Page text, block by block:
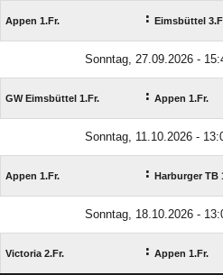
Appen 1.Fr. : Eimsbüttel
Sonntag, 27.09.2026 -
GW Eimsbüttel 1.Fr. : Appen 1.Fr.
Sonntag, 11.10.2026 -
Appen 1.Fr. : Harburger TB
Sonntag, 18.10.2026 -
Victoria 2.Fr. : Appen 1.Fr.